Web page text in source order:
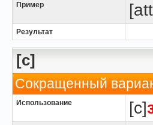
Пример
Результат
[c]
Сокращенный
Использование [c]